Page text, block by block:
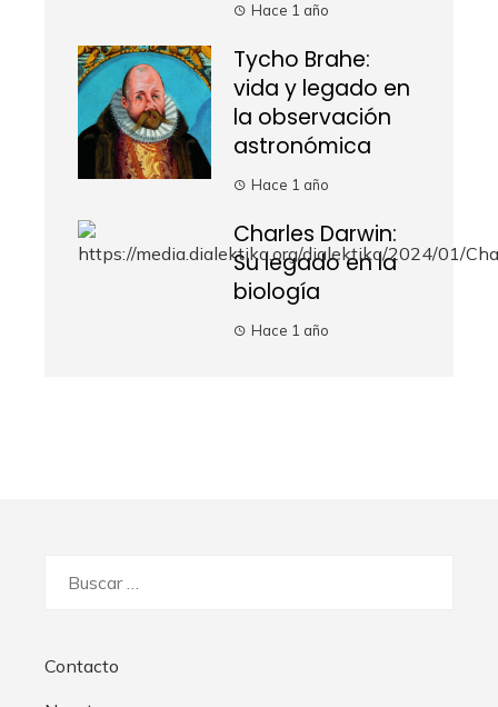
Hace 1 año
Tycho Brahe:
vida y legado en
la observación
astronómica
Hace 1 año
Charles Darwin:
Su legado en la
biología
Hace 1 año
Contacto